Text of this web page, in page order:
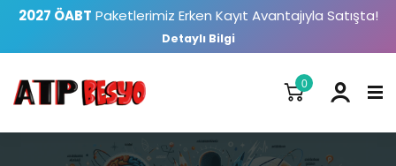
2027 ÖABT Paketlerimiz Erken Kayıt Avantajıyla Satışta!
Detaylı Bilgi
0